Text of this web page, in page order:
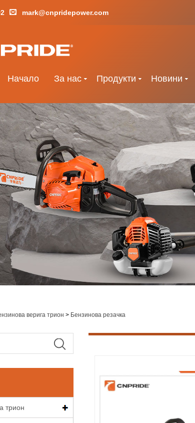
mark@cnpridepower.com
Начало За нас Продукти Новини
верига трион > Бензинова резачка
трион